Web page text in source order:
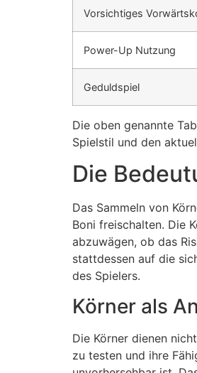
Vorsichtiges
Power-Up Nutzung
Geduldspiel
Die oben genannte
Spielstil und den
Die
Das Sammeln von
Boni freischalten. Die
abzuwägen, ob das
stattdessen auf die
des Spielers.
Körner als
Die Körner dienen
zu testen und ihre